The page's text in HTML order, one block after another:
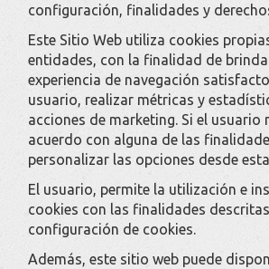
configuración, finalidades y
Este Sitio Web utiliza cookies
entidades, con la finalidad de
experiencia de navegación
usuario, realizar métricas y
acciones de marketing. Si el usuario
acuerdo con alguna de las
personalizar las opciones desde
El usuario, permite la utilización e
cookies con las finalidades
configuración de cookies.
Además, este sitio web puede